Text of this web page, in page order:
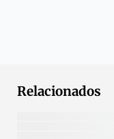
Relacionados